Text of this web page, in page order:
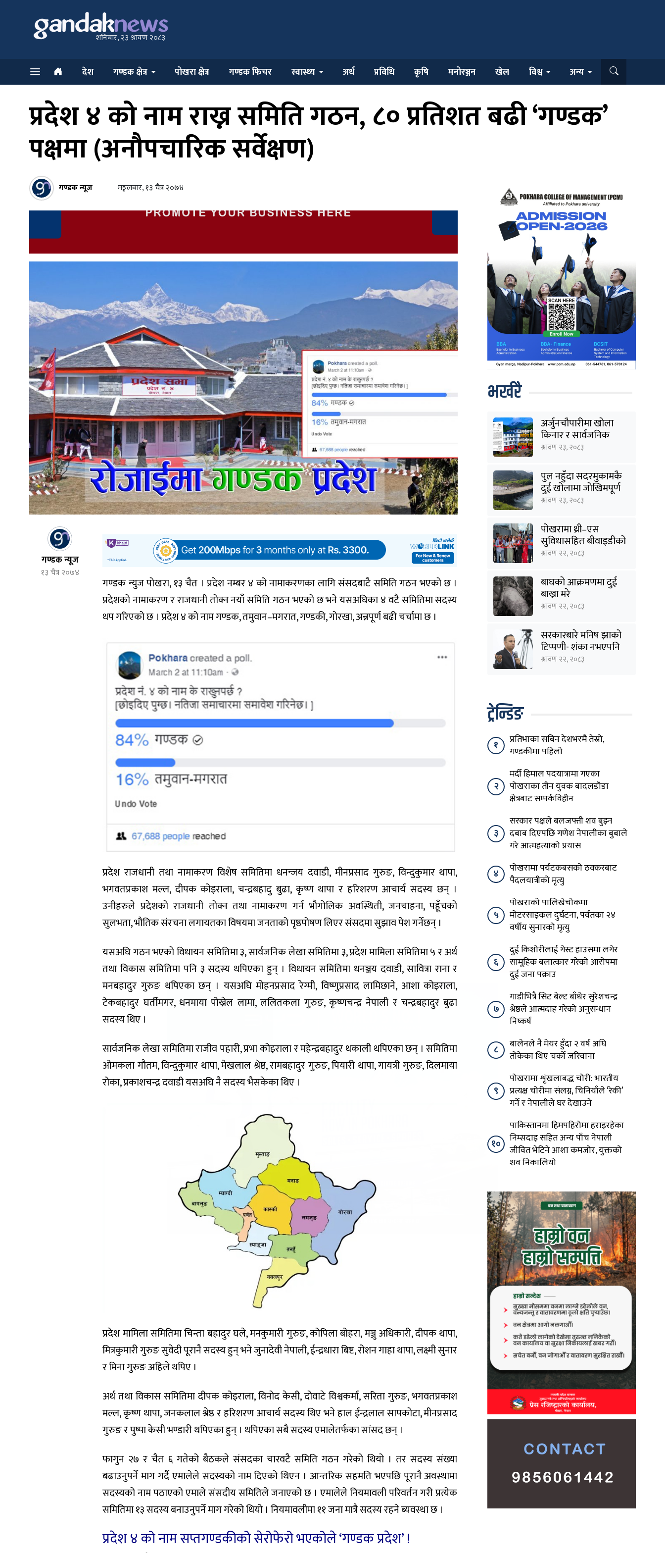
शनिबार, २३ श्रावण २०८३
देश गण्डक क्षेत्र पोखरा क्षेत्र गण्डक फिचर स्वास्थ्य अर्थ प्रविधि कृषि मनोरञ्जन खेल विश्व अन्य
प्रदेश ४ को नाम राख्न समिति गठन, ८० प्रतिशत बढी ‘गण्डक’
पक्षमा (अनौपचारिक सर्वेक्षण)
गण्डक न्यूज मङ्गलबार, १३ चैत्र २०७४
गण्डक न्यूज
१३ चैत्र २०७४
गण्डक न्युज पोखरा, १३ चैत । प्रदेश नम्बर ४ को नामाकरणका लागि संसदबाटै समिति गठन भएको छ ।
प्रदेशको नामाकरण र राजधानी तोक्न नयाँ समिति गठन भएको छ भने यसअघिका ४ वटै समितिमा सदस्य
थप गरिएको छ । प्रदेश ४ को नाम गण्डक, तमुवान–मगरात, गण्डकी, गोरखा, अन्नपूर्ण बढी चर्चामा छ ।
प्रदेश राजधानी तथा नामाकरण विशेष समितिमा धनन्जय दवाडी, मीनप्रसाद गुरुङ, विन्दुकुमार थापा,
भगवतप्रकाश मल्ल, दीपक कोइराला, चन्द्रबहादु बुढा, कृष्ण थापा र हरिशरण आचार्य सदस्य छन् ।
उनीहरुले प्रदेशको राजधानी तोक्न तथा नामाकरण गर्न भौगोलिक अवस्थिती, जनचाहना, पहूँचको
सुलभता, भौतिक संरचना लगायतका विषयमा जनताको पृष्ठपोषण लिएर संसदमा सुझाव पेश गर्नेछन् ।
यसअघि गठन भएको विधायन समितिमा ३, सार्वजनिक लेखा समितिमा ३, प्रदेश मामिला समितिमा ५ र अर्थ
तथा विकास समितिमा पनि ३ सदस्य थपिएका हुन् । विधायन समितिमा धनञ्जय दवाडी, सावित्रा राना र
मनबहादुर गुरुङ थपिएका छन् । यसअघि मोहनप्रसाद रेग्मी, विष्णुप्रसाद लामिछाने, आशा कोइराला,
टेकबहादुर घर्तीमगर, धनमाया पोख्रेल लामा, ललितकला गुरुङ, कृष्णचन्द्र नेपाली र चन्द्रबहादुर बुढा
सदस्य थिए ।
सार्वजनिक लेखा समितिमा राजीव पहारी, प्रभा कोइराला र महेन्द्रबहादुर थकाली थपिएका छन् । समितिमा
ओमकला गौतम, विन्दुकुमार थापा, मेखलाल श्रेष्ठ, रामबहादुर गुरुङ, पियारी थापा, गायत्री गुरुङ, दिलमाया
रोका, प्रकाशचन्द्र दवाडी यसअघि नै सदस्य भैसकेका थिए ।
प्रदेश मामिला समितिमा चिन्ता बहादुर घले, मनकुमारी गुरुङ, कोपिला बोहरा, मञ्जु अधिकारी, दीपक थापा,
मित्रकुमारी गुरुङ सुवेदी पूरानै सदस्य हुन् भने जुनादेवी नेपाली, ईन्द्रधारा बिष्ट, रोशन गाहा थापा, लक्ष्मी सुनार
र मिना गुरुङ अहिले थपिए ।
अर्थ तथा विकास समितिमा दीपक कोइराला, विनोद केसी, दोवाटे विश्वकर्मा, सरिता गुरुङ, भगवतप्रकाश
मल्ल, कृष्ण थापा, जनकलाल श्रेष्ठ र हरिशरण आचार्य सदस्य थिए भने हाल ईन्द्रलाल सापकोटा, मीनप्रसाद
गुरुङ र पुष्पा केसी भण्डारी थपिएका हुन् । थपिएका सबै सदस्य एमालेतर्फका सांसद छन् ।
फागुन २७ र चैत ६ गतेको बैठकले संसदका चारवटै समिति गठन गरेको थियो । तर सदस्य संख्या
बढाउनुपर्ने माग गर्दै एमालेले सदस्यको नाम दिएको थिएन । आन्तरिक सहमति भएपछि पूरानै अवस्थामा
सदस्यको नाम पठाएको एमाले संसदीय समितिले जनाएको छ । एमालेले नियमावली परिवर्तन गरी प्रत्येक
समितिमा १३ सदस्य बनाउनुपर्ने माग गरेको थियो । नियमावलीमा ११ जना मात्रै सदस्य रहने ब्यवस्था छ ।
प्रदेश ४ को नाम सप्तगण्डकीको सेरोफेरो भएकोले ‘गण्डक प्रदेश’ !
भर्खरै
अर्जुनचौपारीमा खोला
किनार र सार्वजनिक
जग्गाका संरचना हटाउने
श्रावण २३, २०८३
पुल नहुँदा सदरमुकामकै
दुई खोलामा जोखिमपूर्ण
यात्रा
श्रावण २३, २०८३
पोखरामा थ्री–एस
सुविधासहित बीवाइडीको
आधिकारिक सर्भिस सेन्टर
श्रावण २२, २०८३
बाघको आक्रमणमा दुई
बाख्रा मरे
श्रावण २२, २०८३
सरकारबारे मनिष झाको
टिप्पणी- शंका नभएपनि
ढंग पुगेन, अब कालो चस्मा
श्रावण २२, २०८३
ट्रेन्डिङ
१
प्रतिभाका सबिन देशभरमै तेस्रो,
गण्डकीमा पहिलो
२
मर्दी हिमाल पदयात्रामा गएका
पोखराका तीन युवक बादलडाँडा
क्षेत्रबाट सम्पर्कविहीन
३
सरकार पक्षले बलजफ्ती शव बुझ्न
दबाब दिएपछि गणेश नेपालीका बुबाले
गरे आत्महत्याको प्रयास
४
पोखरामा पर्यटकबसको ठक्करबाट
पैदलयात्रीको मृत्यु
५
पोखराको पालिखेचोकमा
मोटरसाइकल दुर्घटना, पर्वतका २४
वर्षीय सुनारको मृत्यु
६
दुई किशोरीलाई गेस्ट हाउसमा लगेर
सामूहिक बलात्कार गरेको आरोपमा
दुई जना पक्राउ
७
गाडीभित्रै सिट बेल्ट बाँधेर सुरेशचन्द्र
श्रेष्ठले आत्मदाह गरेको अनुसन्धान
निष्कर्ष
८
बालेनले नै मेयर हुँदा २ वर्ष अघि
तोकेका थिए चर्को जरिवाना
९
पोखरामा शृंखलाबद्ध चोरी: भारतीय
प्रत्यक्ष चोरीमा संलग्न, चिनियाँले ‘रेकी’
गर्ने र नेपालीले घर देखाउने
१०
पाकिस्तानमा हिमपहिरोमा हराइरहेका
निम्सदाइ सहित अन्य पाँच नेपाली
जीवित भेटिने आशा कमजोर, युक्तको
शव निकालियो